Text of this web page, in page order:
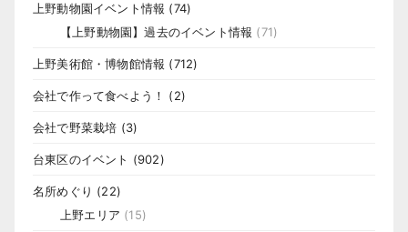
上野動物園イベント情報 (74)
【上野動物園】過去のイベント情報 (71)
上野美術館・博物館情報 (712)
会社で作って食べよう！ (2)
会社で野菜栽培 (3)
台東区のイベント (902)
名所めぐり (22)
上野エリア (15)